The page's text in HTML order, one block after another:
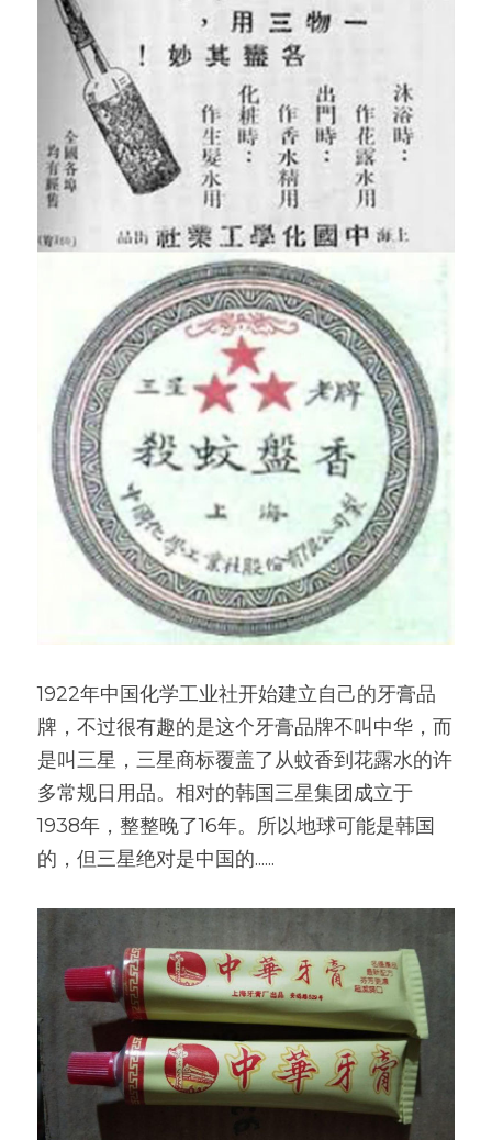
1922年中国化学工业社开始建立自己的牙膏品
牌，不过很有趣的是这个牙膏品牌不叫中华，而
是叫三星，三星商标覆盖了从蚊香到花露水的许
多常规日用品。相对的韩国三星集团成立于
1938年，整整晚了16年。所以地球可能是韩国
的，但三星绝对是中国的......